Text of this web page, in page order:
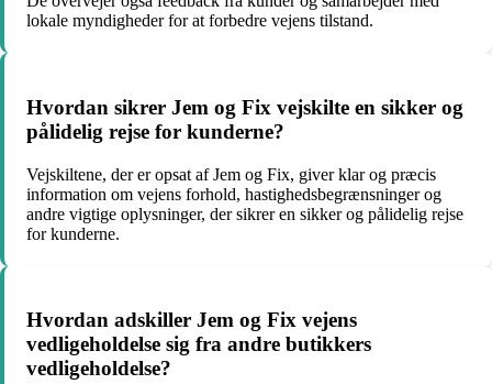
lokale myndigheder for at forbedre vejens tilstand.
Hvordan sikrer Jem og Fix vejskilte en sikker og
pålidelig rejse for kunderne?
Vejskiltene, der er opsat af Jem og Fix, giver klar og præcis
information om vejens forhold, hastighedsbegrænsninger og
andre vigtige oplysninger, der sikrer en sikker og pålidelig rejse
for kunderne.
Hvordan adskiller Jem og Fix vejens
vedligeholdelse sig fra andre butikkers
vedligeholdelse?